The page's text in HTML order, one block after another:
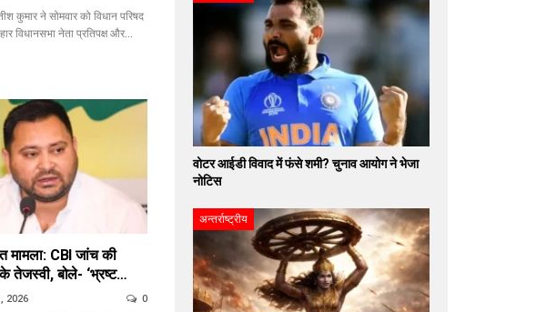
कुमार ने सोमवार को विधान परिषद
विधानसभा नेता प्रतिपक्ष और…
मामला: CBI जांच की
तेजस्वी, बोले- ‘भ्रष्ट…
2026 0
वोटर आईडी विवाद में फंसे शमी? चुनाव आयोग ने भेजा
नोटिस
अन्तर्राष्ट्रीय